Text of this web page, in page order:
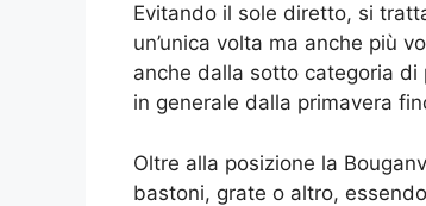
Evitando il sole diretto, si
un’unica volta ma anche più
anche dalla sotto categoria
in generale dalla primavera
Oltre alla posizione la
bastoni, grate o altro,